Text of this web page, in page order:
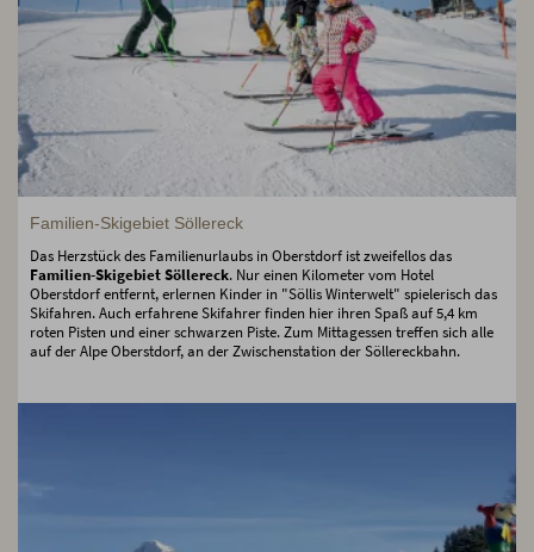
Familien-Skigebiet Söllereck
Das Herzstück des Familienurlaubs in Oberstdorf ist zweifellos das
Familien-Skigebiet Söllereck. Nur einen Kilometer vom Hotel
Oberstdorf entfernt, erlernen Kinder in "Söllis Winterwelt" spielerisch das
Skifahren. Auch erfahrene Skifahrer finden hier ihren Spaß auf 5,4 km
roten Pisten und einer schwarzen Piste. Zum Mittagessen treffen sich alle
auf der Alpe Oberstdorf, an der Zwischenstation der Söllereckbahn.